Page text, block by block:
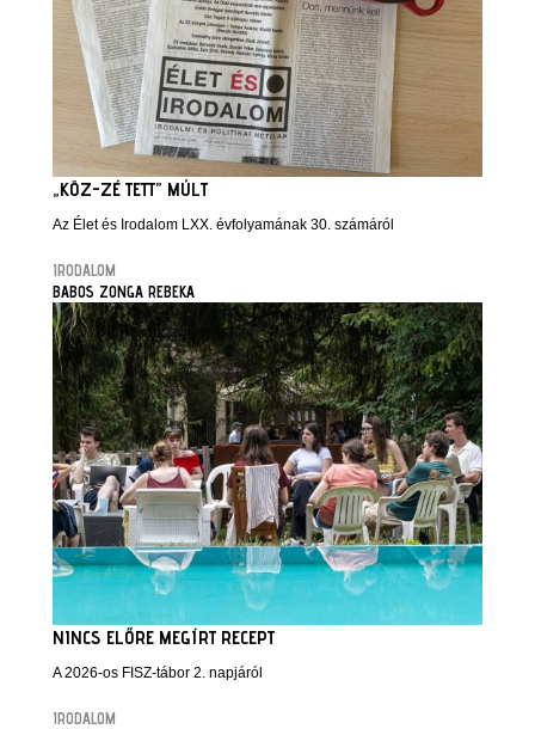
„KÖZ-ZÉ TETT” MÚLT
Az Élet és Irodalom LXX. évfolyamának 30. számáról
IRODALOM
BABOS ZONGA REBEKA
NINCS ELŐRE MEGÍRT RECEPT
A 2026-os FISZ-tábor 2. napjáról
IRODALOM